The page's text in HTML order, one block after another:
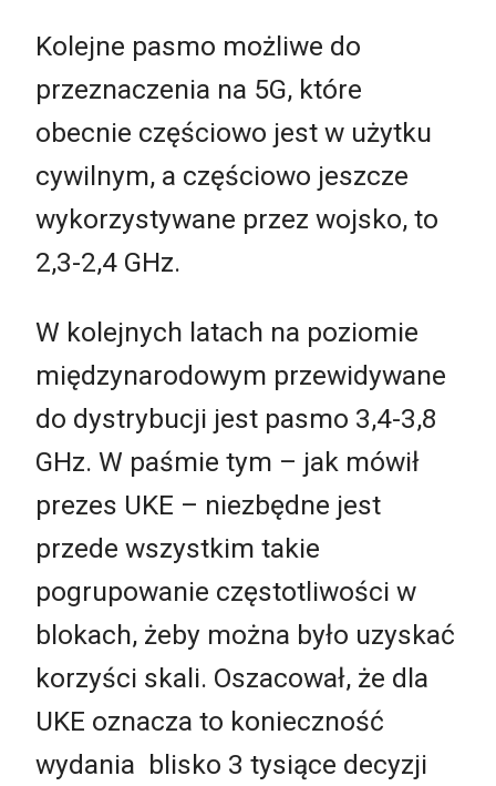
Kolejne pasmo możliwe do
przeznaczenia na 5G, które
obecnie częściowo jest w użytku
cywilnym, a częściowo jeszcze
wykorzystywane przez wojsko, to
2,3-2,4 GHz.
W kolejnych latach na poziomie
międzynarodowym przewidywane
do dystrybucji jest pasmo 3,4-3,8
GHz. W paśmie tym – jak mówił
prezes UKE – niezbędne jest
przede wszystkim takie
pogrupowanie częstotliwości w
blokach, żeby można było uzyskać
korzyści skali. Oszacował, że dla
UKE oznacza to konieczność
wydania blisko 3 tysiące decyzji